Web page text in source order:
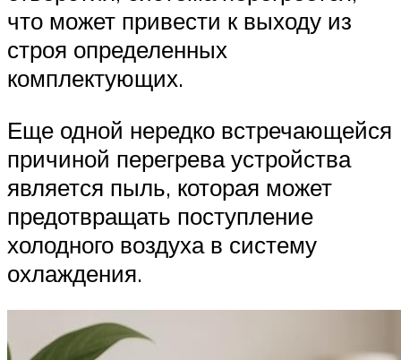
что может привести к выходу из
строя определенных
комплектующих.
Еще одной нередко встречающейся
причиной перегрева устройства
является пыль, которая может
предотвращать поступление
холодного воздуха в систему
охлаждения.